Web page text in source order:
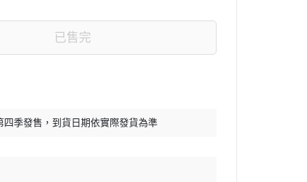
已售完
四季發售，到貨日期依實際發貨為準